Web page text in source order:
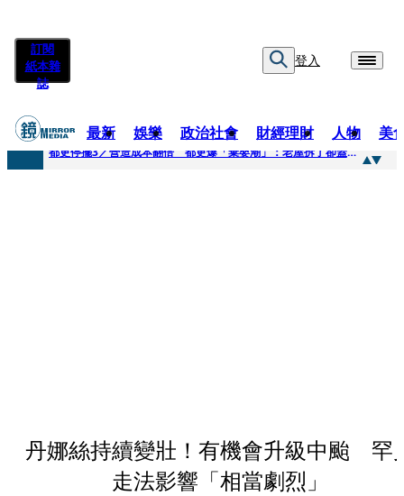
訂閱
紙本雜
誌
登入
最新 娛樂 政治社會 財經理財 人物 美
快訊
都更停擺3／營造成本翻倍 都更爆「棄嬰潮」：老屋拆了卻蓋不下去
丹娜絲持續變壯！有機會升級中颱 罕
走法影響「相當劇烈」